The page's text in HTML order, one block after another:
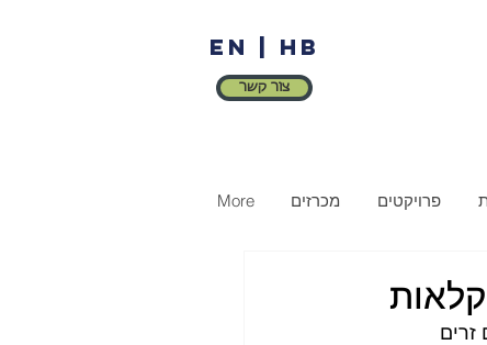
EN HB
צור קשר
פרויקטים מכרזים More